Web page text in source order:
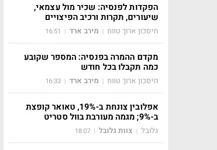
הפקדות לפנסיה: שכיר מול עצמאי,
שיעורים, תקרות ורכיב הפיצויים
חיסכון ארוך טווח | מירב ארד |
16:51
מקדם ההמרה בפנסיה: המספר שקובע
כמה תקבלו בכל חודש
חיסכון ארוך טווח | מירב ארד |
16:33
אפלובין צונחת ב-19%, טאואר קופצת
ב-9%; מגמה מעורבת בוול סטריט
גלובל | צוות גלובל |
18:07